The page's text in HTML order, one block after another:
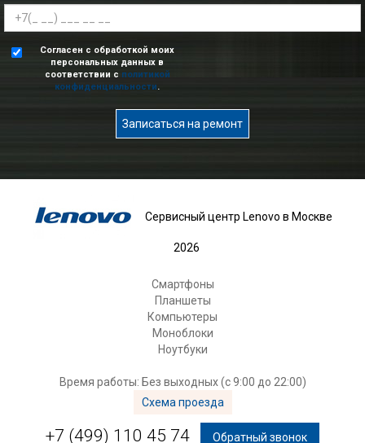
Согласен с обработкой моих
персональных данных в
соответствии с политикой
конфиденциальности.
Записаться на ремонт
Сервисный центр Lenovo в Москве
2026
Смартфоны
Планшеты
Компьютеры
Моноблоки
Ноутбуки
Время работы: Без выходных (с 9:00 до 22:00)
Схема проезда
+7 (499) 110 45 74 Обратный звонок